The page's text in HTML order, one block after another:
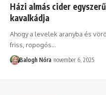
Házi almás cider
kavalkádja
Ahogy a levelek aranyba és
friss, ropogós…
Balogh Nóra november 6, 2025